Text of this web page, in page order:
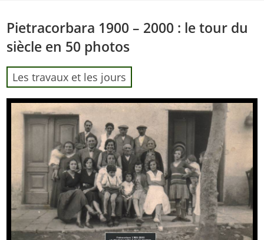
content
Pietracorbara 1900 – 2000 : le tour du
siècle en 50 photos
Les travaux et les jours